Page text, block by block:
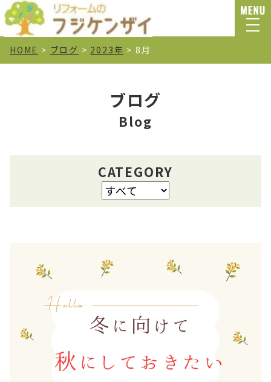
HOME > ブログ > 2023年 > 8月
ブログ
Blog
CATEGORY